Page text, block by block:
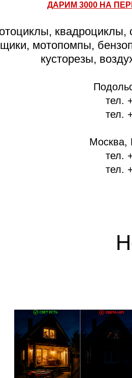
ДАРИМ 3000 НА
квадроциклы,
мотопомпы,
кусторезы,
тел.
тел.
Москва,
тел.
тел.